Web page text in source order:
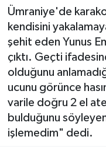
Ümraniye'de
kendisini
şehit eden Yunus
çıktı. Geçti
olduğunu
ucunu görünce
varile doğru 2 el
bulduğunu
işlemedim" dedi.
GÖKTÜRK
GÜNDEM
KEMERBURGAZ
KÜLTÜR -
MAGAZİN